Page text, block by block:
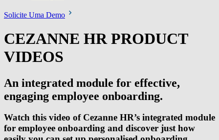
Solicite Uma Demo
CEZANNE HR PRODUCT
VIDEOS
An integrated module for effective,
engaging employee onboarding.
Watch this video of Cezanne HR’s integrated module
for employee onboarding and discover just how